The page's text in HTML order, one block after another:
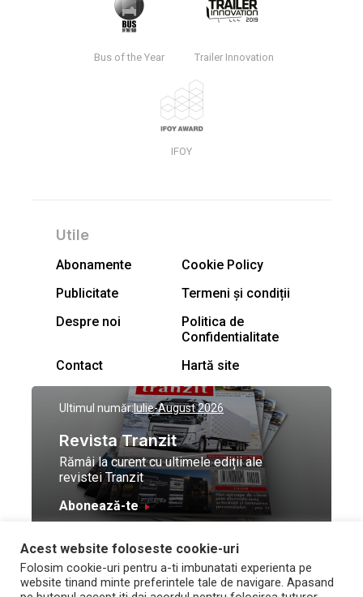
Bus of the Year Trailer Innovation
IFOY
Utile
Abonamente
Cookie Policy
Publicitate
Termeni și condiții
Despre noi
Politica de
Confidentialitate
Contact
Hartă site
Ultimul număr:Iulie-August 2026
Revista Tranzit
Rămâi la curent cu ultimele ediții ale
revistei Tranzit
Abonează-te
© Toate drepturile
rezervate Trafic Media
2026
Design by
and development by Neo
Vision Technologies
Acest website foloseste cookie-uri
Folosim cookie-uri pentru a-ti imbunatati experienta pe
website tinand minte preferintele tale de navigare. Apasand